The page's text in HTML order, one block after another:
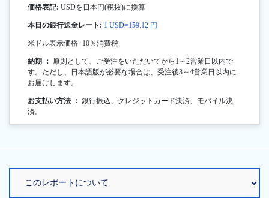
価格表記: USDを日本円(税抜)に換算
本日の銀行送金レート: 1 USD=159.12 円
米ドル表示価格+10％消費税.
納期 ： 原則として、ご受注をいただいてから1～2営業日以内で
す。ただし、日本語版が必要な場合は、受注後3～4営業日以内に
お届けします。
お支払い方法 ： 銀行振込、クレジットカード決済、モバイル決
済。